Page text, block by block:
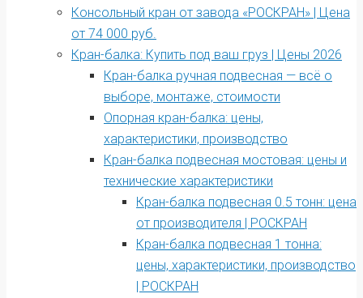
Консольный кран от завода «РОСКРАН» | Цена
от 74 000 руб.
Кран-балка: Купить под ваш груз | Цены 2026
Кран-балка ручная подвесная — всё о
выборе, монтаже, стоимости
Опорная кран-балка: цены,
характеристики, производство
Кран-балка подвесная мостовая: цены и
технические характеристики
Кран-балка подвесная 0.5 тонн: цена
от производителя | РОСКРАН
Кран-балка подвесная 1 тонна:
цены, характеристики, производство
| РОСКРАН